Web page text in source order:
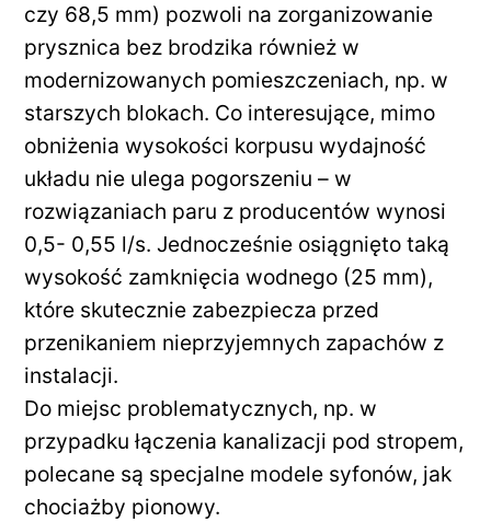
czy 68,5 mm) pozwoli na zorganizowanie
prysznica bez brodzika również w
modernizowanych pomieszczeniach, np. w
starszych blokach. Co interesujące, mimo
obniżenia wysokości korpusu wydajność
układu nie ulega pogorszeniu – w
rozwiązaniach paru z producentów wynosi
0,5- 0,55 l/s. Jednocześnie osiągnięto taką
wysokość zamknięcia wodnego (25 mm),
które skutecznie zabezpiecza przed
przenikaniem nieprzyjemnych zapachów z
instalacji.
Do miejsc problematycznych, np. w
przypadku łączenia kanalizacji pod stropem,
polecane są specjalne modele syfonów, jak
chociażby pionowy.